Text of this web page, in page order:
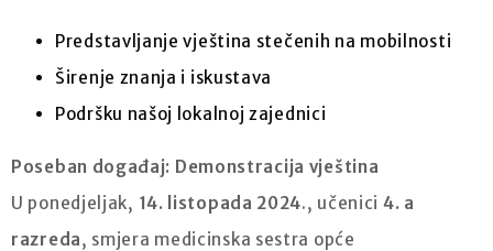
Predstavljanje vještina stečenih na mobilnosti
Širenje znanja i iskustava
Podršku našoj lokalnoj zajednici
Poseban događaj: Demonstracija vještina
U ponedjeljak, 14. listopada 2024., učenici 4. a
razreda, smjera medicinska sestra opće